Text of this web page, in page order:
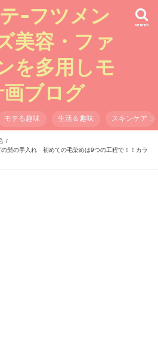
-フツメン
美容・ファ
を多用しモ
画ブログ
search
モテる趣味 生活＆趣味 スキンケア
の髭の手入れ 初めての毛染めは9つの工程で！！カラ